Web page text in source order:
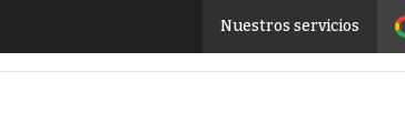
Nuestros servicios
Datacenter infrastructure